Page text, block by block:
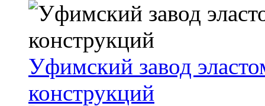
Уфим­ский за­вод
кон­струк­ций